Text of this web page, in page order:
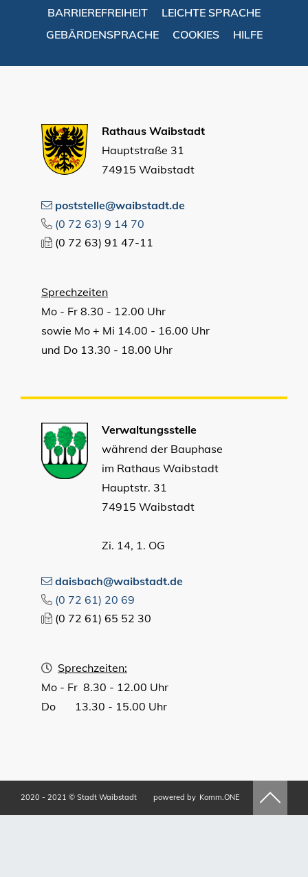
BARRIEREFREIHEIT
LEICHTE SPRACHE
GEBÄRDENSPRACHE
COOKIES HILFE
Rathaus Waibstadt
Hauptstraße 31
74915 Waibstadt
poststelle@waibstadt.de
(0 72 63) 9 14 70
(0 72 63) 91 47-11
Sprechzeiten
Mo - Fr 8.30 - 12.00 Uhr
sowie Mo + Mi 14.00 - 16.00 Uhr
und Do 13.30 - 18.00 Uhr
Verwaltungsstelle
während der Bauphase
im Rathaus Waibstadt
Hauptstr. 31
74915 Waibstadt
Zi. 14, 1. OG
daisbach@waibstadt.de
(0 72 61) 20 69
(0 72 61) 65 52 30
Sprechzeiten:
Mo - Fr 8.30 - 12.00 Uhr
Do 13.30 - 15.00 Uhr
2020 - 2021 © Stadt Waibstadt powered by Komm.ONE